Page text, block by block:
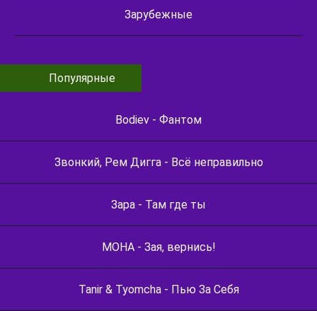
Зарубежные
Популярные
Bodiev - Фантом
Звонкий, Рем Дигга - Всё неправильно
Зара - Там где ты
МОНА - Зая, вернись!
Tanir & Tyomcha - Пью За Себя